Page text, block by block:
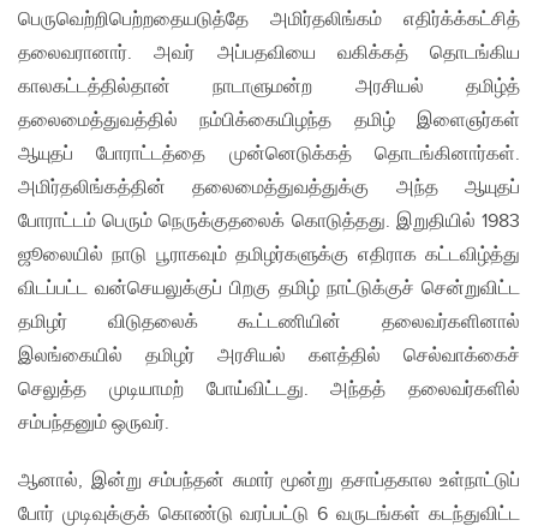
பெருவெற்றிபெற்றதையடுத்தே அமிர்தலிங்கம் எதிர்க்க்கட்சித்
தலைவரானார். அவர் அப்பதவியை வகிக்கத் தொடங்கிய
காலகட்டத்தில்தான் நாடாளுமன்ற அரசியல் தமிழ்த்
தலைமைத்துவத்தில் நம்பிக்கையிழந்த தமிழ் இளைஞர்கள்
ஆயுதப் போராட்டத்தை முன்னெடுக்கத் தொடங்கினார்கள்.
அமிர்தலிங்கத்தின் தலைமைத்துவத்துக்கு அந்த ஆயுதப்
போராட்டம் பெரும் நெருக்குதலைக் கொடுத்தது. இறுதியில் 1983
ஜூலையில் நாடு பூராகவும் தமிழர்களுக்கு எதிராக கட்டவிழ்த்து
விடப்பட்ட வன்செயலுக்குப் பிறகு தமிழ் நாட்டுக்குச் சென்றுவிட்ட
தமிழர் விடுதலைக் கூட்டணியின் தலைவர்களினால்
இலங்கையில் தமிழர் அரசியல் களத்தில் செல்வாக்கைச்
செலுத்த முடியாமற் போய்விட்டது. அந்தத் தலைவர்களில்
சம்பந்தனும் ஒருவர்.
ஆனால், இன்று சம்பந்தன் சுமார் மூன்று தசாப்தகால உள்நாட்டுப்
போர் முடிவுக்குக் கொண்டு வரப்பட்டு 6 வருடங்கள் கடந்துவிட்ட